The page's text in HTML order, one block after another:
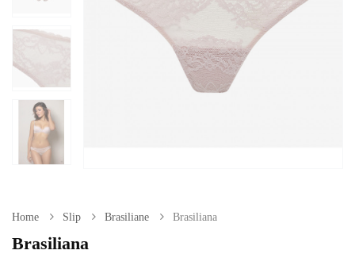
Home Slip Brasiliane Brasiliana
Brasiliana